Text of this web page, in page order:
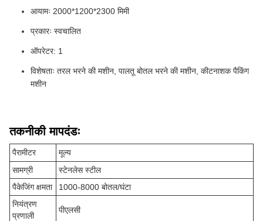
आयामः 2000*1200*2300 मिमी
प्रकारः स्वचालित
ऑपरेटर: 1
विशेषताः तरल भरने की मशीन, पालतू बोतल भरने की मशीन, कीटनाशक पैकिंग
मशीन
तकनीकी मापदंडः
पैरामीटर
मूल्य
सामग्री
स्टेनलेस स्टील
पैकेजिंग क्षमता
1000-8000 बोतल/घंटा
नियंत्रण
प्रणाली
पीएलसी